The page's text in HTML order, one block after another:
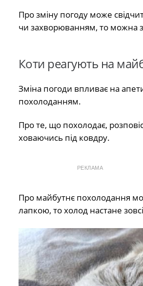
Про зміну погоду може
чи захворюванням, то можна
Коти реагують на
Зміна погоди впливає на
похолоданням.
Про те, що похолодає,
ховаючись під ковдру.
РЕКЛАМА
Про майбутнє похолодання
лапкою, то холод настане